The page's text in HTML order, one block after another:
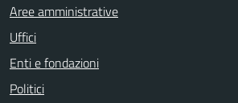
Aree amministrative
Uffici
Enti e fondazioni
Politici